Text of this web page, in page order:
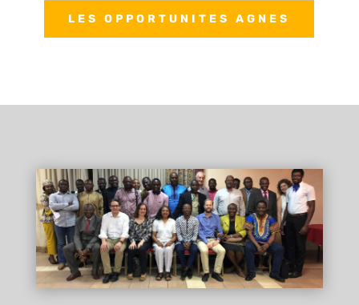
LES OPPORTUNITES AGNES